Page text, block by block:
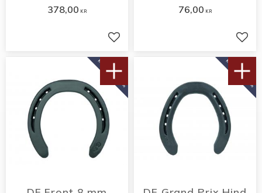
378,00 KR
Lägg till i favoriter
76,00 KR
KÖP 10 PAR FÅ 10% KÖP 10 PAR FÅ 10%